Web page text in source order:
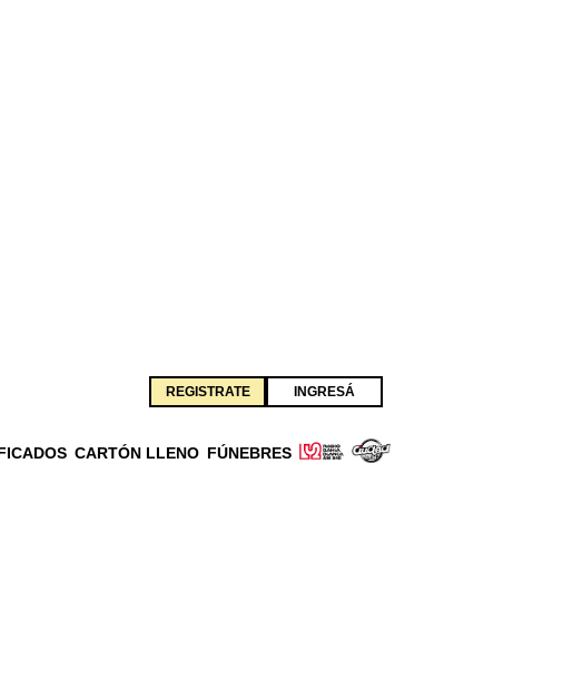
REGISTRATE INGRESÁ
CARTÓN LLENO FÚNEBRES